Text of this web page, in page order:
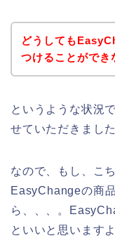
どうしても
つけることができ
というような状況
せていただきました
なので、もし、こ
EasyChangeの商
ら、、、。
といいと思います